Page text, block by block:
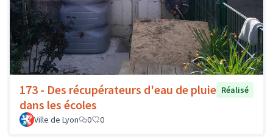
173 - Des récupérateurs d'eau de pluie
dans les écoles
Réalisé
Ville de Lyon 0 0